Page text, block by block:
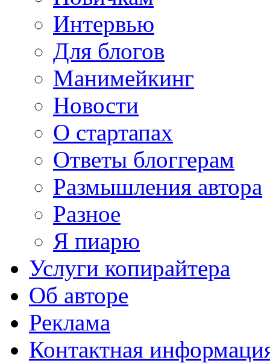
Интервью
Для блогов
Манимейкинг
Новости
О стартапах
Ответы блоггерам
Размышления автора
Разное
Я пиарю
Услуги копирайтера
Об авторе
Реклама
Контактная